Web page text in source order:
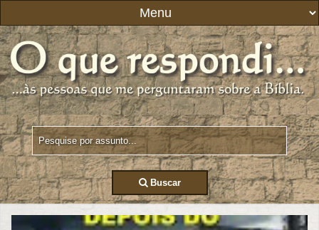
Buscar